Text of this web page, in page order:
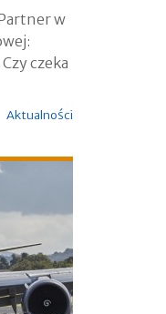
w
czeka
Aktualności